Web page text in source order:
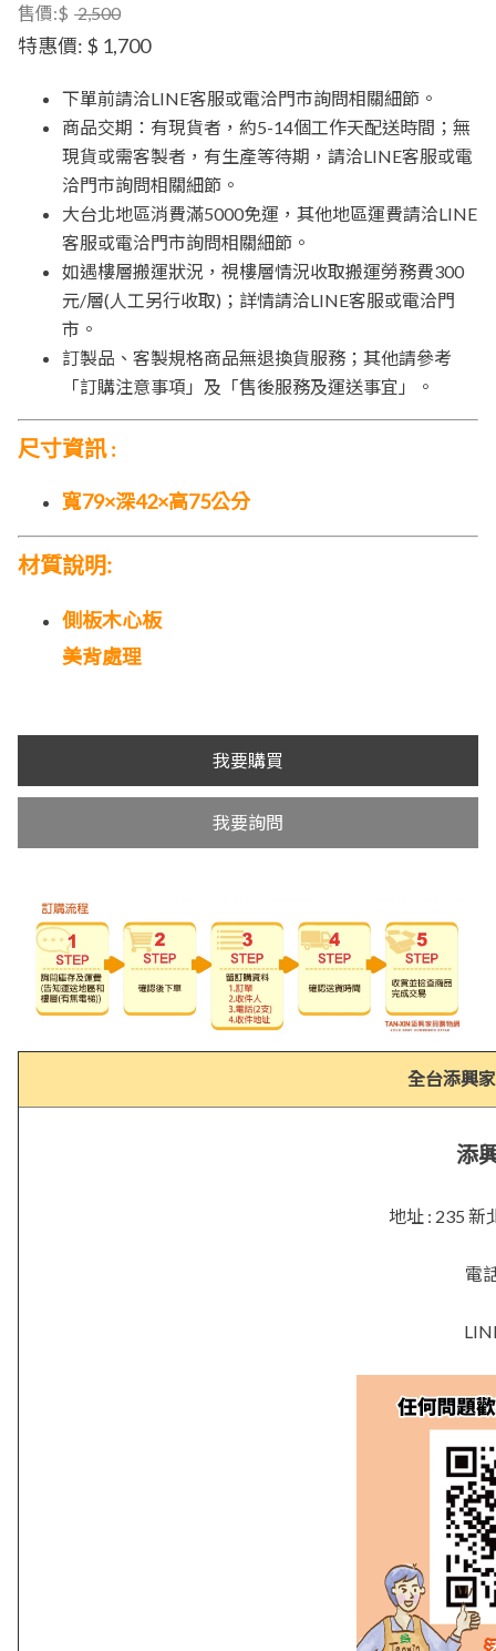
售價:$ 2,500
特惠價: $ 1,700
下單前請洽LINE客服或電洽門市詢問相關細節。
商品交期：有現貨者，約5-14個工作天配送時間；無
現貨或需客製者，有生產等待期，請洽LINE客服或電
洽門市詢問相關細節。
大台北地區消費滿5000免運，其他地區運費請洽LINE
客服或電洽門市詢問相關細節。
如遇樓層搬運狀況，視樓層情況收取搬運勞務費300
元/層(人工另行收取)；詳情請洽LINE客服或電洽門
市。
訂製品、客製規格商品無退換貨服務；其他請參考
「訂購注意事項」及「售後服務及運送事宜」。
尺寸資訊:
寬79×深42×高75公分
材質說明:
側板木心板
美背處理
我要購買
我要詢問
全台添興
添
地址 : 235 新
電